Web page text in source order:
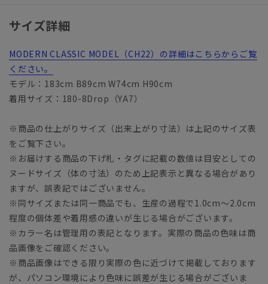
サイズ詳細
MODERN CLASSIC MODEL（CH22）の詳細はこちらからご覧
ください。
モデル：183cm B89cm W74cm H90cm
着用サイズ：180-8Drop（YA7）
※商品の仕上がりサイズ（出来上がり寸法）は上記のサイズ表
をご覧下さい。
※お届けする商品の下げ札・タグに記載の数値は目安としての
ヌードサイズ（体の寸法）のため上記表示と異なる場合があり
ますが、誤表記ではございません。
※同サイズまたは同一商品でも、生産の過程で1.0cm～2.0cm
程度の個体差や着用感の違いが生じる場合がございます。
※カラー名は管理用の表記となります。実際の商品の色味は商
品画像をご確認ください。
※商品画像はできる限り実際の色に近づけて掲載しております
が、パソコン環境により色味に誤差が生じる場合がございま